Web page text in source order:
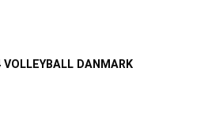
VOLLEYBALL DANMARK